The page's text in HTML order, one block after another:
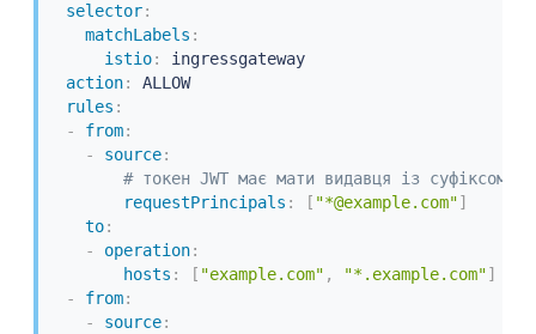
selector:
matchLabels :
istio:
ingressgateway
action:
ALLOW
rules :
-
from:
-
source:
# токен JWT має мати видавця із суфіксом
requestPrincipals : [ "*@example.com"]
to:
-
operation:
hosts : [ "example.com" , "*.example.com"]
-
from:
-
source: